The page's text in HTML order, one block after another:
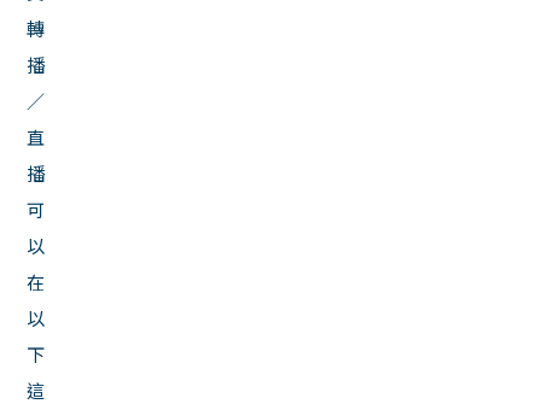
轉
播
／
直
播
可
以
在
以
下
這